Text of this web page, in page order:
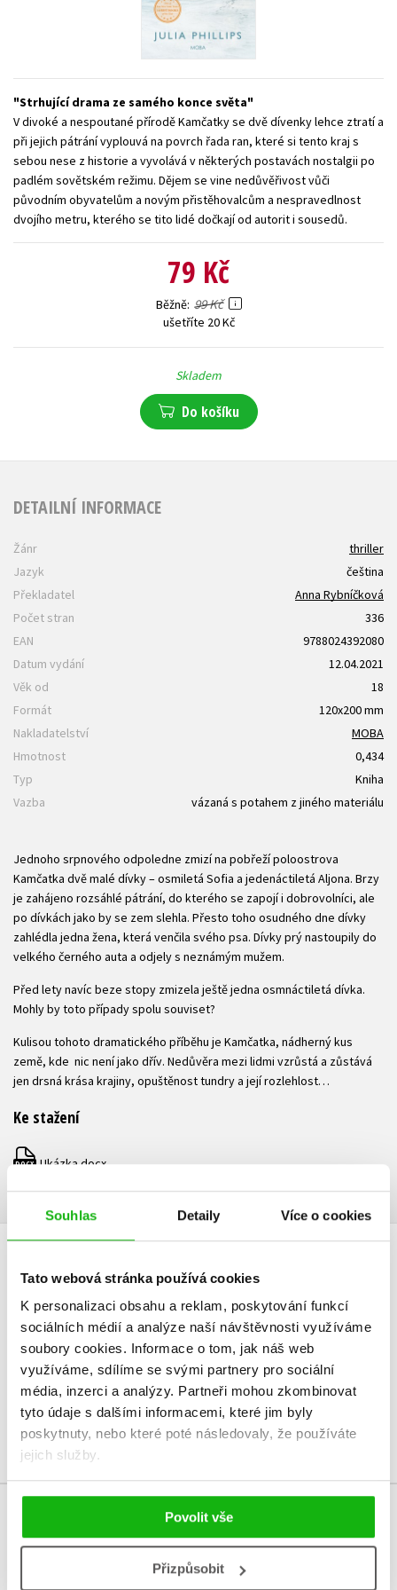
Souhlas Detaily Více o cookies
Tato webová stránka používá cookies
K personalizaci obsahu a reklam, poskytování funkcí
sociálních médií a analýze naší návštěvnosti využíváme
soubory cookies. Informace o tom, jak náš web
využíváme, sdílíme se svými partnery pro sociální
média, inzerci a analýzy. Partneři mohou zkombinovat
tyto údaje s dalšími informacemi, které jim byly
poskytnuty, nebo které poté následovaly, že používáte
jejich služby.
Povolit vše
Přizpůsobit
Zahraniční literatura
Strhující drama ze samého konce světa
V divoké a nespoutané přírodě Kamčatky se dvě dívenky lehce ztratí a
při jejich pátrání vyplouvá na povrch řada ran, které si tento kraj s
sebou nese z historie a vyvolává v některých postavách nostalgii po
padlém sovětském režimu. Dějem se vine nedůvěřivost vůči
původním obyvatelům a novým přistěhovalcům a nespravedlnost
dvojího metru, kterého se tito lidé dočkají od autorit i sousedů.
79 Kč
Běžně 99 Kč
ušetříte 20 Kč
Skladem
Do košíku
DETAILNÍ INFORMACE
Žánr
thriller
Jazyk
čeština
Překladatel
Anna Rybníčková
Počet stran
336
EAN
9788024392080
Datum vydání
12.04.2021
Věk od
18
Formát
120x200 mm
Nakladatelství
MOBA
Hmotnost
0,434
Typ
Kniha
Vazba
vázaná s potahem z jiného materiálu
Jednoho srpnového odpoledne zmizí na pobřeží poloostrova
Kamčatka dvě malé dívky – osmiletá Sofia a jedenáctiletá Aljona. Brzy
je zahájeno rozsáhlé pátrání, do kterého se zapojí i dobrovolníci, ale
po dívkách jako by se zem slehla. Přesto toho osudného dne dívky
zahlédla jedna žena, která venčila svého psa. Dívky prý nastoupily do
velkého černého auta a odjely s neznámým mužem.
Před lety navíc beze stopy zmizela ještě jedna osmnáctiletá dívka.
Mohly by toto případy spolu souviset?
Kulisou tohoto dramatického příběhu je Kamčatka, nádherný kus
země, kde nic není jako dřív. Nedůvěra mezi lidmi vzrůstá a zůstává
jen drsná krása krajiny, opuštěnost tundry a její rozlehlost…
Ke stažení
DOCX Ukázka.docx
HODNOCENÍ ČTENÁŘŮ
V současné době nejsou vytvořena žádná uživatelská hodnocení.
Vaše hodnocení
Uživatelskou recenzi mohou vkládat pouze registrovaní uživatelé
Přihlásit
MOHLO BY VÁS TAKÉ ZAJÍMAT